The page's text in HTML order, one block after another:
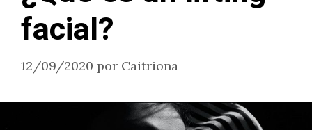
facial?
12/09/2020 por Caitriona